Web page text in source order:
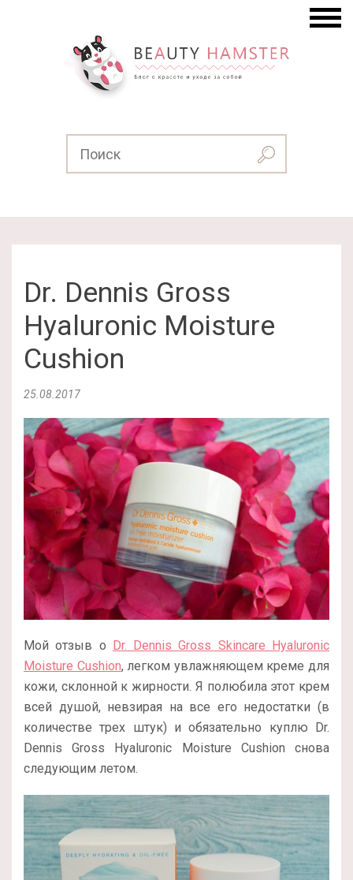
Dr. Dennis Gross
Hyaluronic Moisture
Cushion
25.08.2017
Мой отзыв о Dr. Dennis Gross Skincare Hyaluronic
Moisture Cushion, легком увлажняющем креме для
кожи, склонной к жирности. Я полюбила этот крем
всей душой, невзирая на все его недостатки (в
количестве трех штук) и обязательно куплю Dr.
Dennis Gross Hyaluronic Moisture Cushion снова
следующим летом.